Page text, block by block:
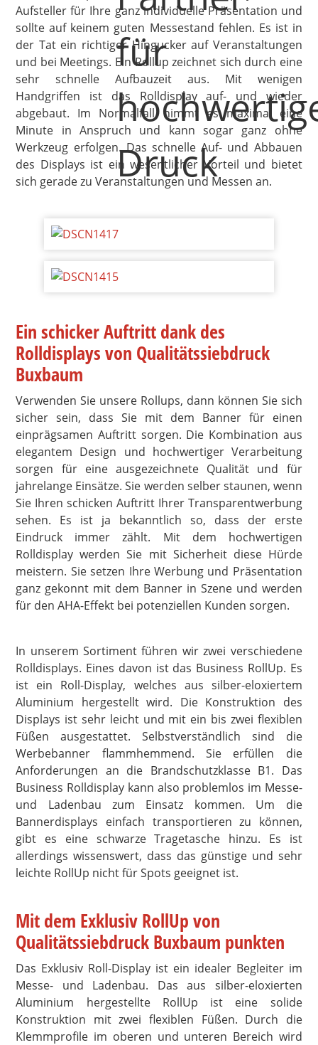
Aufsteller für Ihre ganz individuelle Präsentation und
sollte auf keinem guten Messestand fehlen. Es ist in
der Tat ein richtiger Hingucker auf Veranstaltungen
und bei Meetings. Ein Rollup zeichnet sich durch eine
sehr schnelle Aufbauzeit aus. Mit wenigen
Handgriffen ist das Rolldisplay auf- und wieder
abgebaut. Im Normalfall nimmt es maximal eine
Minute in Anspruch und kann sogar ganz ohne
Werkzeug erfolgen. Das schnelle Auf- und Abbauen
des Displays ist ein wesentlicher Vorteil und bietet
sich gerade zu Veranstaltungen und Messen an.
Ein schicker Auftritt dank des
Rolldisplays von Qualitätssiebdruck
Buxbaum
Verwenden Sie unsere Rollups, dann können Sie sich
sicher sein, dass Sie mit dem Banner für einen
einprägsamen Auftritt sorgen. Die Kombination aus
elegantem Design und hochwertiger Verarbeitung
sorgen für eine ausgezeichnete Qualität und für
jahrelange Einsätze. Sie werden selber staunen, wenn
Sie Ihren schicken Auftritt Ihrer Transparentwerbung
sehen. Es ist ja bekanntlich so, dass der erste
Eindruck immer zählt. Mit dem hochwertigen
Rolldisplay werden Sie mit Sicherheit diese Hürde
meistern. Sie setzen Ihre Werbung und Präsentation
ganz gekonnt mit dem Banner in Szene und werden
für den AHA-Effekt bei potenziellen Kunden sorgen.
In unserem Sortiment führen wir zwei verschiedene
Rolldisplays. Eines davon ist das Business RollUp. Es
ist ein Roll-Display, welches aus silber-eloxiertem
Aluminium hergestellt wird. Die Konstruktion des
Displays ist sehr leicht und mit ein bis zwei flexiblen
Füßen ausgestattet. Selbstverständlich sind die
Werbebanner flammhemmend. Sie erfüllen die
Anforderungen an die Brandschutzklasse B1. Das
Business Rolldisplay kann also problemlos im Messe-
und Ladenbau zum Einsatz kommen. Um die
Bannerdisplays einfach transportieren zu können,
gibt es eine schwarze Tragetasche hinzu. Es ist
allerdings wissenswert, dass das günstige und sehr
leichte RollUp nicht für Spots geeignet ist.
Mit dem Exklusiv RollUp von
Qualitätssiebdruck Buxbaum punkten
Das Exklusiv Roll-Display ist ein idealer Begleiter im
Messe- und Ladenbau. Das aus silber-eloxierten
Aluminium hergestellte RollUp ist eine solide
Konstruktion mit zwei flexiblen Füßen. Durch die
Klemmprofile im oberen und unteren Bereich wird